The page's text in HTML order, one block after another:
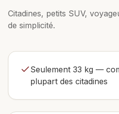
Citadines, petits SUV,
de simplicité.
Seulement 33 kg —
plupart des citadines